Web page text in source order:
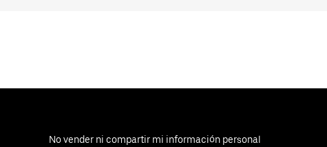
No vender ni compartir mi información personal